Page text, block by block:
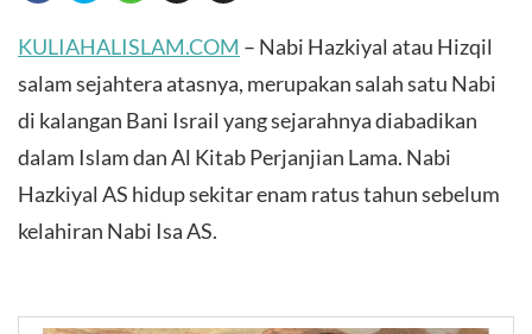
KULIAHALISLAM.COM – Nabi Hazkiyal atau Hizqil
salam sejahtera atasnya, merupakan salah satu Nabi
di kalangan Bani Israil yang sejarahnya diabadikan
dalam Islam dan Al Kitab Perjanjian Lama. Nabi
Hazkiyal AS hidup sekitar enam ratus tahun sebelum
kelahiran Nabi Isa AS.